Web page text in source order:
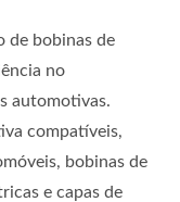
de bobinas de
no
automotivas.
compatíveis,
bobinas de
e capas de